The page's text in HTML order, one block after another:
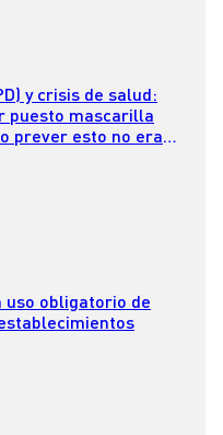
y crisis de salud:
puesto mascarilla
prever esto no era
uso obligatorio de